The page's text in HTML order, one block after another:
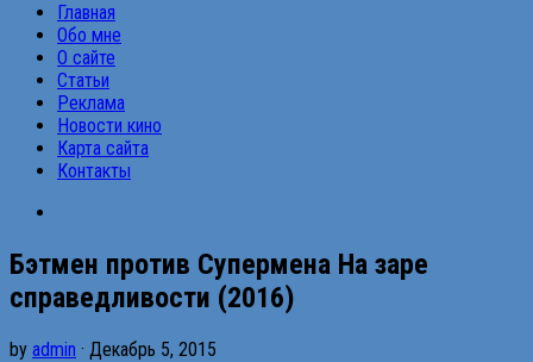
Главная
Обо мне
О сайте
Статьи
Реклама
Новости кино
Карта сайта
Контакты
Бэтмен против Супермена На заре
справедливости (2016)
by admin · Декабрь 5, 2015